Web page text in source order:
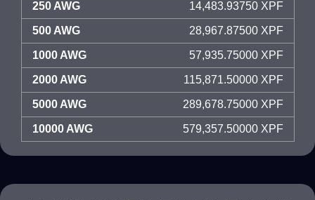
250 AWG 14,483.93750 XPF
500 AWG 28,967.87500 XPF
1000 AWG 57,935.75000 XPF
2000 AWG 115,871.50000 XPF
5000 AWG 289,678.75000 XPF
10000 AWG 579,357.50000 XPF